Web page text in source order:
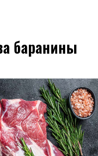
баранины